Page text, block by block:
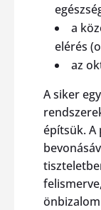
a
elérés
az
A siker
építsük.